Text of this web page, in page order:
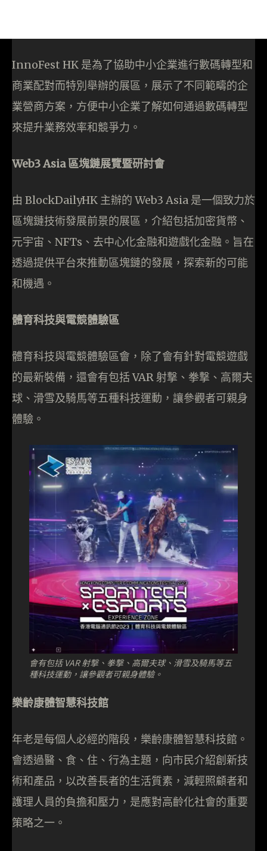
InnoFest HK 是為了協助中小企業進行數碼轉型和
商業配對而特別舉辦的展區，展示了不同範疇的企
業營商方案，方便中小企業了解如何通過數碼轉型
來提升業務效率和競爭力。
Web3 Asia 區塊鏈展覽暨研討會
由 BlockDailyHK 主辦的 Web3 Asia 是一個致力於
區塊鏈技術發展前景的展區，介紹包括加密貨幣、
元宇宙、NFTs、去中心化金融和遊戲化金融。旨在
透過提供平台來推動區塊鏈的發展，探索新的可能
和機遇。
體育科技與電競體驗區
體育科技與電競體驗區會，除了會有針對電競遊戲
的最新裝備，還會有包括 VAR 射撃、拳撃、高爾夫
球、滑雪及騎馬等五種科技運動，讓參觀者可親身
體驗。
會有包括 VAR 射撃、拳撃、高爾夫球、滑雪及騎馬等五
種科技運動，讓參觀者可親身體驗。
樂齡康體智慧科技館
年老是每個人必經的階段，樂齡康體智慧科技館。
會透過醫、食、住、行為主題，向市民介紹創新技
術和產品，以改善長者的生活質素，減輕照顧者和
護理人員的負擔和壓力，是應對高齡化社會的重要
策略之一。